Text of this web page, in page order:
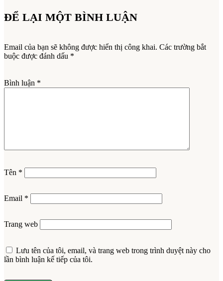
ĐỂ LẠI MỘT BÌNH LUẬN
Email của bạn sẽ không được hiển thị công khai. Các trường bắt
buộc được đánh dấu *
Bình luận *
Tên *
Email *
Trang web
Lưu tên của tôi, email, và trang web trong trình duyệt này cho
lần bình luận kế tiếp của tôi.